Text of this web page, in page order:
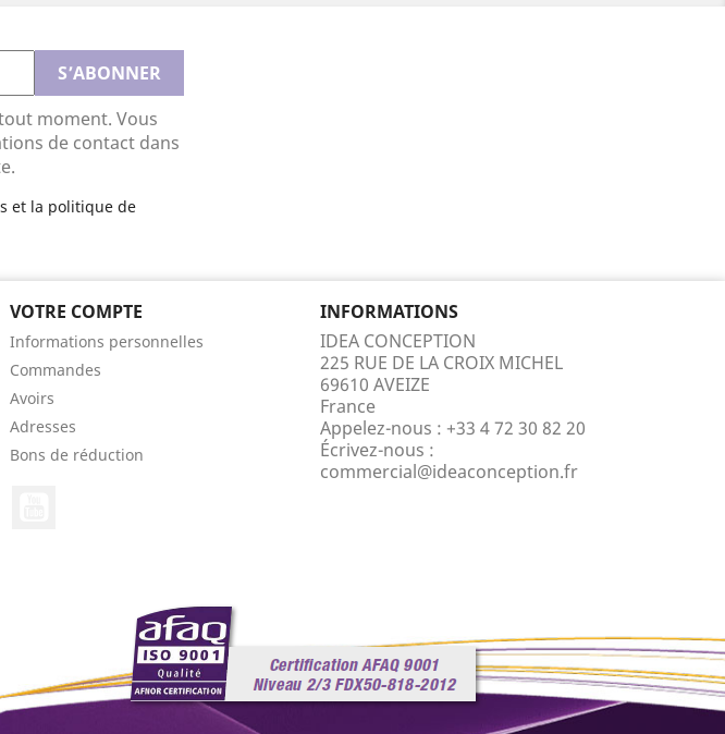
moment. Vous
de contact dans
et la politique de
VOTRE COMPTE
Informations personnelles
Commandes
Avoirs
Adresses
Bons de réduction
INFORMATIONS
IDEA CONCEPTION
225 RUE DE LA CROIX MICHEL
69610 AVEIZE
France
Appelez-nous : +33 4 72 30 82 20
Écrivez-nous :
commercial@ideaconception.fr